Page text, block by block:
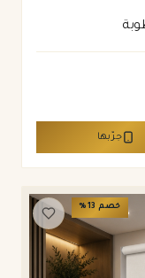
جرّبها
خصم 13
%